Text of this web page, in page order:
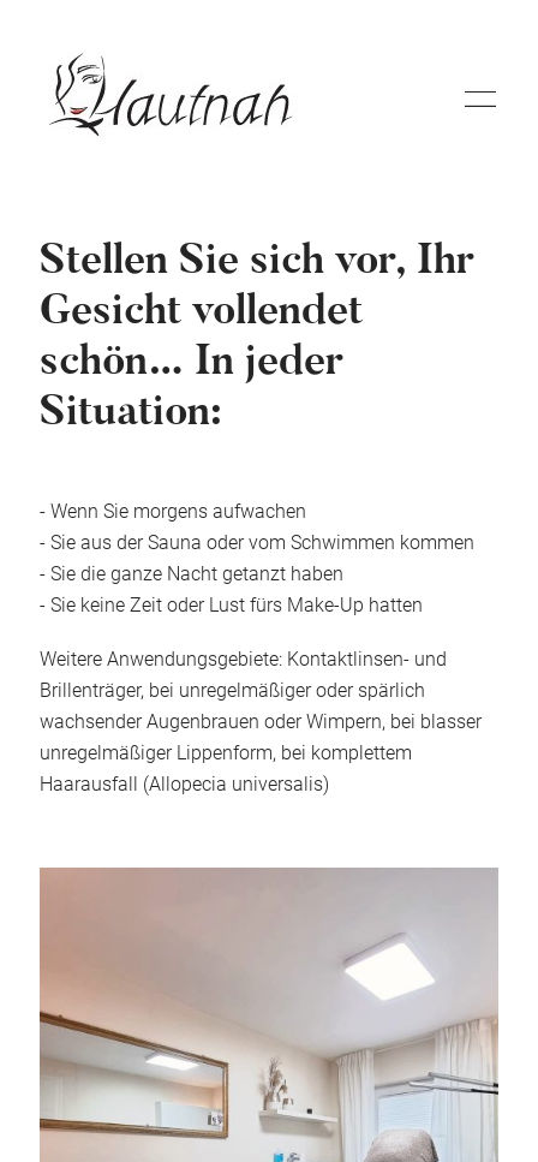
Permanent Make Up
Galerie
Preise
Kontakt
Stellen Sie sich vor, Ihr
Gesicht vollendet
schön… In jeder
Situation:
- Wenn Sie morgens aufwachen
- Sie aus der Sauna oder vom Schwimmen kommen
- Sie die ganze Nacht getanzt haben
- Sie keine Zeit oder Lust fürs Make-Up hatten
Weitere Anwendungsgebiete: Kontaktlinsen- und
Brillenträger, bei unregelmäßiger oder spärlich
wachsender Augenbrauen oder Wimpern, bei blasser
unregelmäßiger Lippenform, bei komplettem
Haarausfall (Allopecia universalis)